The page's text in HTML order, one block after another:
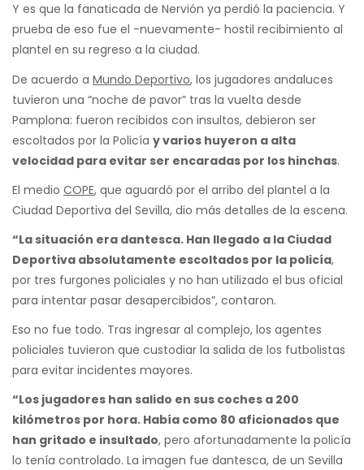
Y es que la fanaticada de Nervión ya perdió la paciencia. Y
prueba de eso fue el -nuevamente- hostil recibimiento al
plantel en su regreso a la ciudad.
De acuerdo a Mundo Deportivo, los jugadores andaluces
tuvieron una “noche de pavor” tras la vuelta desde
Pamplona: fueron recibidos con insultos, debieron ser
escoltados por la Policía y varios huyeron a alta
velocidad para evitar ser encaradas por los hinchas.
El medio COPE, que aguardó por el arribo del plantel a la
Ciudad Deportiva del Sevilla, dio más detalles de la escena.
“La situación era dantesca. Han llegado a la Ciudad
Deportiva absolutamente escoltados por la policía,
por tres furgones policiales y no han utilizado el bus oficial
para intentar pasar desapercibidos”, contaron.
Eso no fue todo. Tras ingresar al complejo, los agentes
policiales tuvieron que custodiar la salida de los futbolistas
para evitar incidentes mayores.
“Los jugadores han salido en sus coches a 200
kilómetros por hora. Había como 80 aficionados que
han gritado e insultado, pero afortunadamente la policía
lo tenía controlado. La imagen fue dantesca, de un Sevilla